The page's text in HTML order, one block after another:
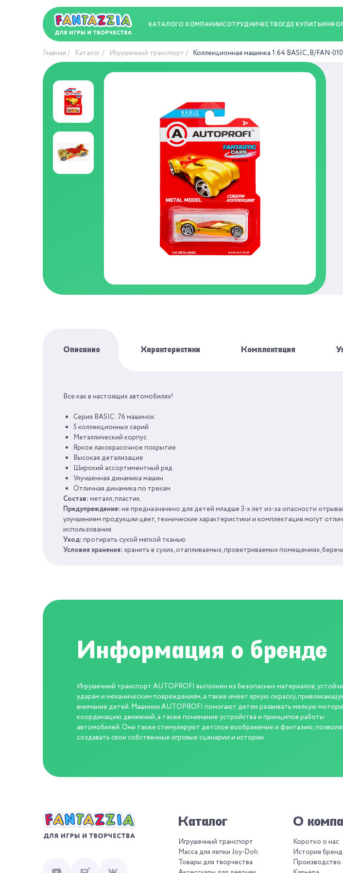
КАТАЛОГО КОМПАНИИСОТРУДНИЧЕСТВОГДЕ КУПИТЬ
Главная Каталог Игрушечный транспорт Коллекционная машинка 1:64 BASIC, B/FAN-
Описание Характеристики Комплектация
Все как в настоящих автомобилях!
Серия BASIC: 76 машинок
5 коллекционных серий
Металлический корпус
Яркое лакокрасочное покрытие
Высокая детализация
Широкий ассортиментный ряд
Улучшенная динамика машин
Отличная динамика по трекам
Состав: металл, пластик.
Предупреждение: не предназначено для детей младше 3-х лет из-за опасности
улучшением продукции цвет, технические характеристики и комплектация могут
использования.
Уход: протирать сухой мягкой тканью.
Условия хранения: хранить в сухих, отапливаемых, проветриваемых помещениях,
БРЕНД
СЕРИЯ
ПОЛ
ВОЗРАСТ
КОЛИЧЕСТВО ЦВЕТОВ
Информация о бренде
Игрушечный транспорт AUTOPROFI выполнен из безопасных материалов,
ударам и механическим повреждениям, а также имеет яркую окраску,
внимание детей. Машинки AUTOPROFI помогают детям развивать мелкую
координацию движений, а также понимание устройства и принципов работы
автомобилей. Они также стимулируют детское воображение и фантазию,
создавать свои собственные игровые сценарии и истории.
Каталог
Игрушечный транспорт
Масса для лепки Joy-Doh
Товары для творчества
О
Коротко о нас
История
Производство